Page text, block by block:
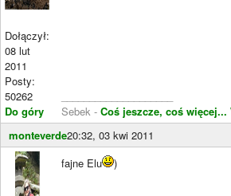
Dołączył:
08 lut
2011
Posty:
50262
Do góry
Sebek - Coś jeszcze, coś więcej...
monteverde20:32, 03 kwi 2011
fajne Elu )